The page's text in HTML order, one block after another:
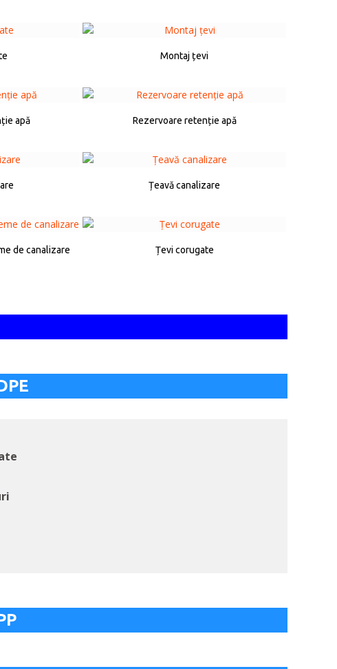
Montaj țevi
apă Rezervoare retenție apă
Țeavă canalizare
de canalizare Țevi corugate